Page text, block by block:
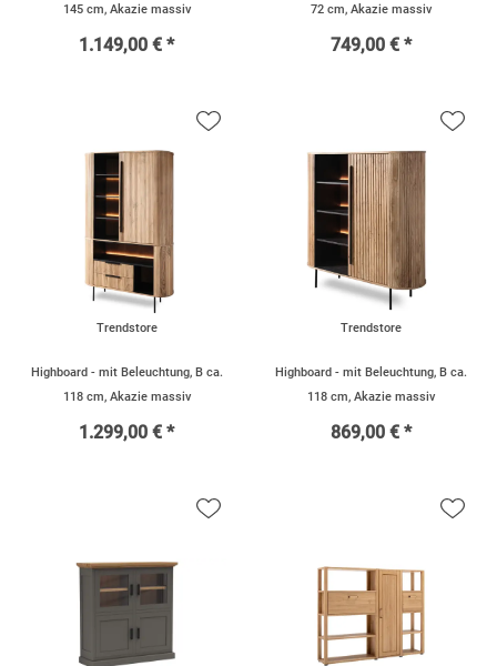
145 cm, Akazie massiv
1.149,00 € *
72 cm, Akazie massiv
749,00 € *
Trendstore
Highboard - mit Beleuchtung, B ca.
118 cm, Akazie massiv
1.299,00 € *
Trendstore
Highboard - mit Beleuchtung, B ca.
118 cm, Akazie massiv
869,00 € *